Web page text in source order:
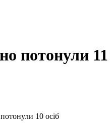
потонули 11
10 осіб